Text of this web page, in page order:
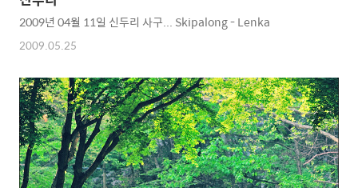
2009년 04월 11일 신두리 사구... Skipalong - Lenka
2009.05.25